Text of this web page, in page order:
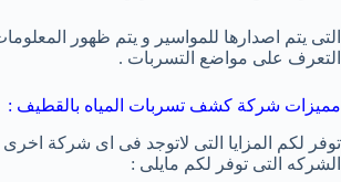
التى يتم اصدارها للمواسير و يتم ظهور
التعرف على مواضع التسربات .
مميزات شركة كشف تسربات المياه بالقطيف :
توفر لكم المزايا التى لاتوجد فى اى شركة
الشركه التى توفر لكم مايلى :